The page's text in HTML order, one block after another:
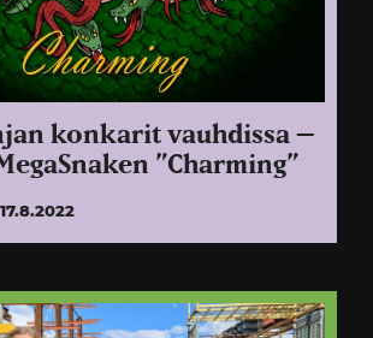
konkarit vauhdissa –
”Charming”
17.8.2022